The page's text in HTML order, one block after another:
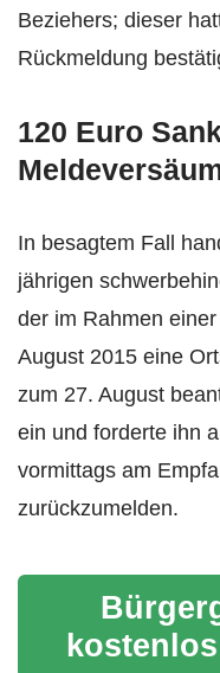
Beziehers; dieser
Rückmeldung
120 Euro
In besagtem Fall
jährigen
der im Rahmen
August 2015 eine
zum 27. August
ein und forderte ihn
vormittags am
zurückzumelden.